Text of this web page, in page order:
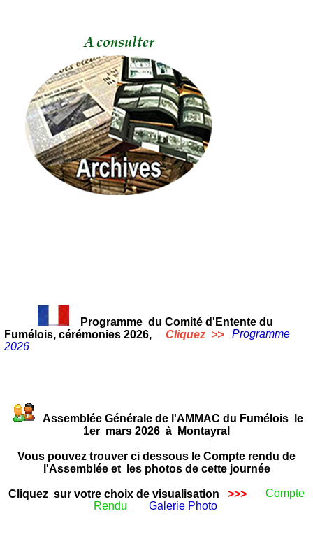
Programme du Comité d'Entente du
Fumélois, cérémonies 2026,
Cliquez >>
Programme
2026
Assemblée Générale de l'AMMAC du Fumélois le
1er mars 2026 à Montayral
Vous pouvez trouver ci dessous le Compte rendu de
l'Assemblée et les photos de cette journée
Cliquez sur votre choix de visualisation >>>
Compte
Rendu
Galerie Photo